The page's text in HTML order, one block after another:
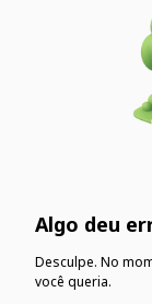
Algo deu
Desculpe. No
você queria.